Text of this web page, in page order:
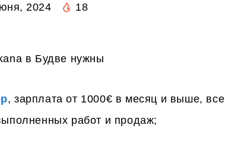
2024 18
в Будве нужны
, зарплата от 1000€ в месяц и выше, все
работ и продаж;